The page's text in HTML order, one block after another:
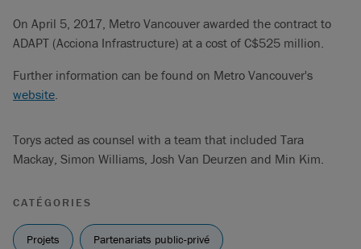
On April 5, 2017, Metro Vancouver awarded the contract to
ADAPT (Acciona Infrastructure) at a cost of C$525 million.
Further information can be found on Metro Vancouver's
website
Torys acted as counsel with a team that included Tara
Mackay, Simon Williams, Josh Van Deurzen and Min Kim.
CATÉGORIES
Projets Partenariats public-privé